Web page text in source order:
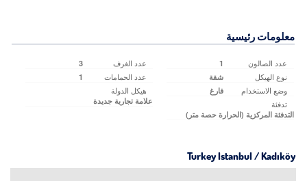
معلومات رئيسية
عدد الغرف 3 عدد الصالون 1
عدد الحمامات 1 نوع الهيكل شقة
هيكل الدولة
علامة تجارية جديدة
وضع الاستخدام فارغ
تدفئة
التدفئة المركزية (الحرارة حصة متر)
Turkey Istanbul / Kadıköy